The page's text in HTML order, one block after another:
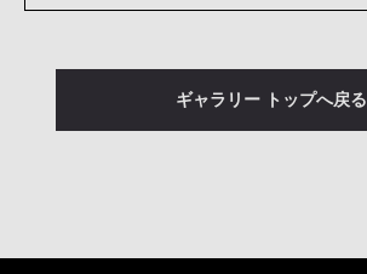
ギャラリー トップへ戻る